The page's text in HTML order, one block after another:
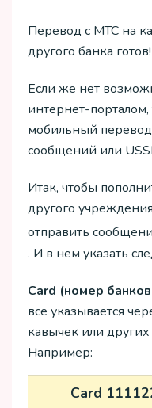
Перевод с МТС на
другого банка готов!
Если же нет
интернет-
мобильный
сообщений или
Итак, чтобы
другого
отправить
. И в нем указать
Card (номер
все указывается
кавычек или
Например:
Card